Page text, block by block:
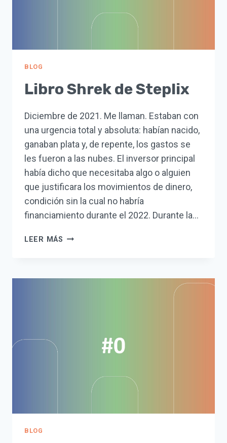
BLOG
Libro Shrek de Steplix
Diciembre de 2021. Me llaman. Estaban con
una urgencia total y absoluta: habían nacido,
ganaban plata y, de repente, los gastos se
les fueron a las nubes. El inversor principal
había dicho que necesitaba algo o alguien
que justificara los movimientos de dinero,
condición sin la cual no habría
financiamiento durante el 2022. Durante la…
LEER MÁS LIBRO
BLOG